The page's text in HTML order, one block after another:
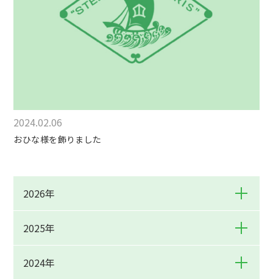
2024.02.06
おひな様を飾りました
2026年
2025年
2024年